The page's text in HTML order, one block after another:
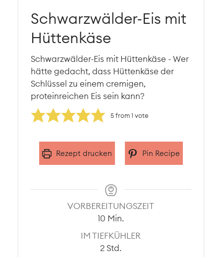
Schwarzwälder-Eis mit
Hüttenkäse
Schwarzwälder-Eis mit Hüttenkäse - Wer
hätte gedacht, dass Hüttenkäse der
Schlüssel zu einem cremigen,
proteinreichen Eis sein kann?
5from 1 vote
Rezept drucken Pin Recipe
VORBEREITUNGSZEIT
10 Minuten
Min.
IM TIEFKÜHLER
2Stunden
Std.